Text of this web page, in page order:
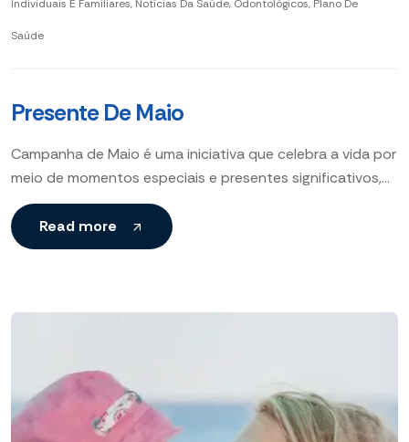
Individuais E Familiares, Notícias Da Saúde, Odontológicos, Plano De
Saúde
Presente De Maio
Campanha de Maio é uma iniciativa que celebra a vida por
meio de momentos especiais e presentes significativos,
valorizando laços afetivos e incentivando celebrações
simplesRead more